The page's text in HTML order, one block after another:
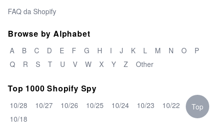
FAQ da Shopify
Browse by Alphabet
A B C D E F G H I J K L M N O
P
Q
R S T U V W X Y Z Other
Top 1000 Shopify Spy
10/28 10/27 10/26 10/25 10/24 10/23 10/22
10/19
10/18
Top